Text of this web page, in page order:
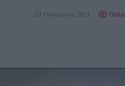
13 Οκτωβρίου 2011